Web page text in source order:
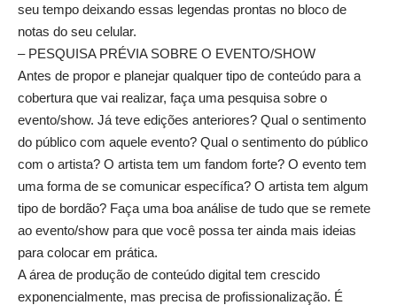
seu tempo deixando essas legendas prontas no bloco de
notas do seu celular.
– PESQUISA PRÉVIA SOBRE O EVENTO/SHOW
Antes de propor e planejar qualquer tipo de conteúdo para a
cobertura que vai realizar, faça uma pesquisa sobre o
evento/show. Já teve edições anteriores? Qual o sentimento
do público com aquele evento? Qual o sentimento do público
com o artista? O artista tem um fandom forte? O evento tem
uma forma de se comunicar específica? O artista tem algum
tipo de bordão? Faça uma boa análise de tudo que se remete
ao evento/show para que você possa ter ainda mais ideias
para colocar em prática.
A área de produção de conteúdo digital tem crescido
exponencialmente, mas precisa de profissionalização. É